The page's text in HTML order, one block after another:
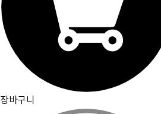
장바구니
PC화면으로 보기